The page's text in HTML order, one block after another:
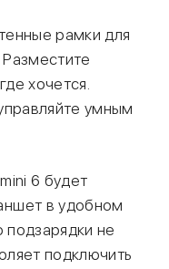
рамки для
хочется.
умным
6 будет
в удобном
подзарядки не
подключить